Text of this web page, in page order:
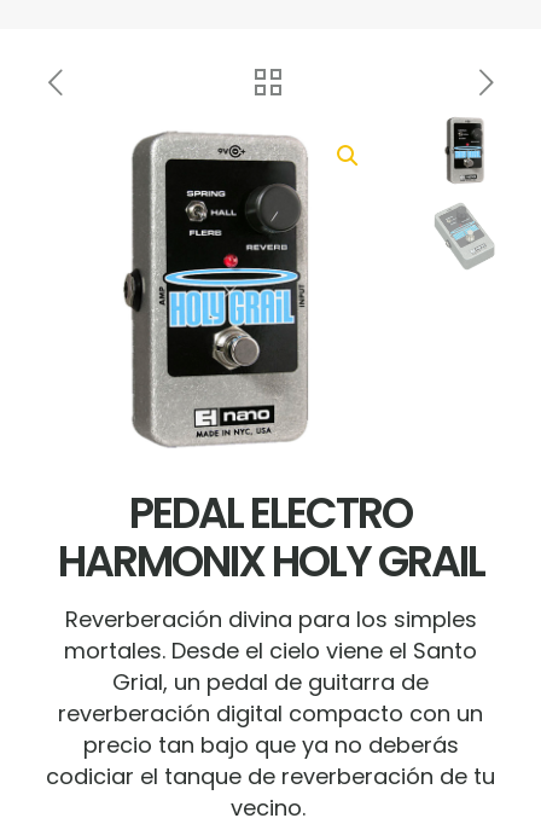
PEDAL ELECTRO
HARMONIX HOLY GRAIL
Reverberación divina para los simples
mortales. Desde el cielo viene el Santo
Grial, un pedal de guitarra de
reverberación digital compacto con un
precio tan bajo que ya no deberás
codiciar el tanque de reverberación de tu
vecino.